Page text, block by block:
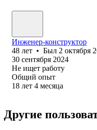
Инженер-конструктор
48 лет • Был 2 октября
30 сентября 2024
Не ищет работу
Общий опыт
18 лет 4 месяца
Другие